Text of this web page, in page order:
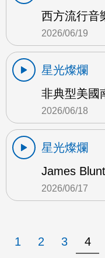
西方流行音
2026/06/19
星光燦爛
非典型美國
2026/06/18
星光燦爛
James
2026/06/17
1 2 3 4